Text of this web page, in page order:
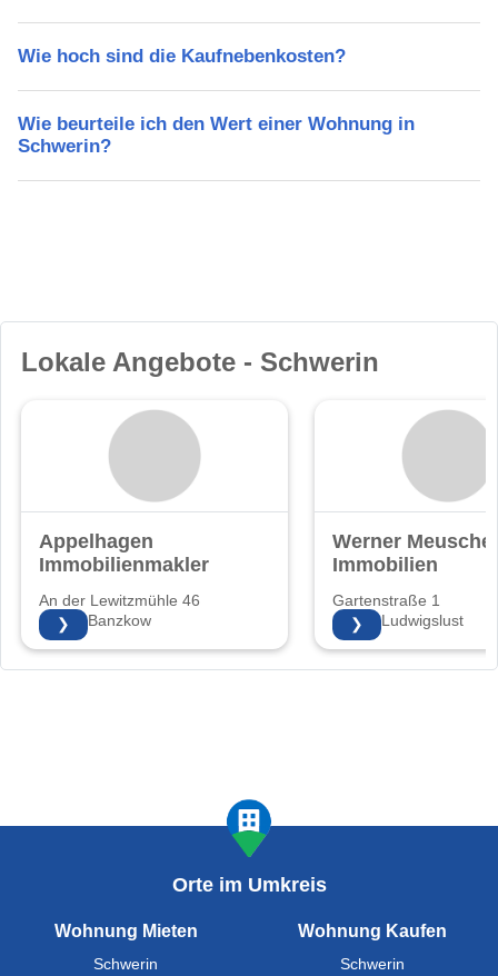
Wie hoch sind die Kaufnebenkosten?
Wie beurteile ich den Wert einer Wohnung in
Schwerin?
Lokale Angebote - Schwerin
Appelhagen
Immobilienmakler
An der Lewitzmühle 46
19079 Banzkow
❯
Werner Meuschel
Immobilien
Gartenstraße 1
19288 Ludwigslust
❯
Orte im Umkreis
Wohnung Mieten
Schwerin
Wohnung Kaufen
Schwerin